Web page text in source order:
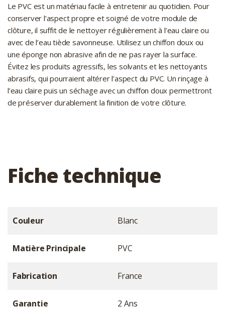
Le PVC est un matériau facile à entretenir au quotidien. Pour
conserver l’aspect propre et soigné de votre module de
clôture, il suffit de le nettoyer régulièrement à l’eau claire ou
avec de l’eau tiède savonneuse. Utilisez un chiffon doux ou
une éponge non abrasive afin de ne pas rayer la surface.
Évitez les produits agressifs, les solvants et les nettoyants
abrasifs, qui pourraient altérer l’aspect du PVC. Un rinçage à
l’eau claire puis un séchage avec un chiffon doux permettront
de préserver durablement la finition de votre clôture.
Fiche technique
Couleur Blanc
Matière Principale PVC
Fabrication France
Garantie 2 Ans